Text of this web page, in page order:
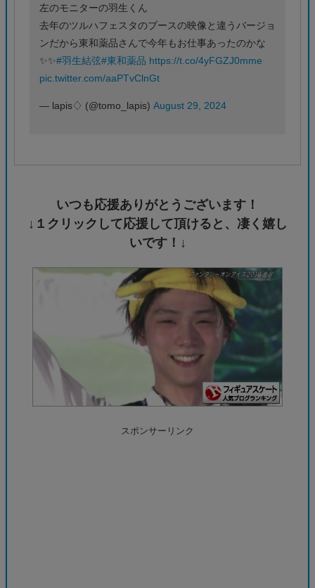
左のモニターの羽生くん
去年のツルハフェスタのブースの映像と違うバージョ
ンだから東和薬品さんで今年もお仕事あったのかな
✨✨#羽生結弦#東和薬品 https://t.co/4yFGZJ0mme
pic.twitter.com/aaPTvClnGt
— lapis♢ (@tomo_lapis) August 29, 2024
いつも応援ありがとうございます！
↓１クリックして応援して頂けると、凄く嬉し
いです！↓
スポンサーリンク